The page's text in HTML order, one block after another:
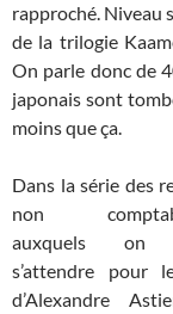
rapproché. Niveau
de la trilogie
On parle donc de
japonais sont
moins que ça.
Dans la série des
non
auxquels on
s’attendre pour
d’Alexandre